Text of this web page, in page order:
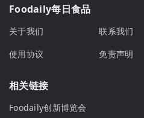
Foodaily每日食品
关于我们 联系我们
使用协议
免责声明
相关链接
Foodaily创新博览会